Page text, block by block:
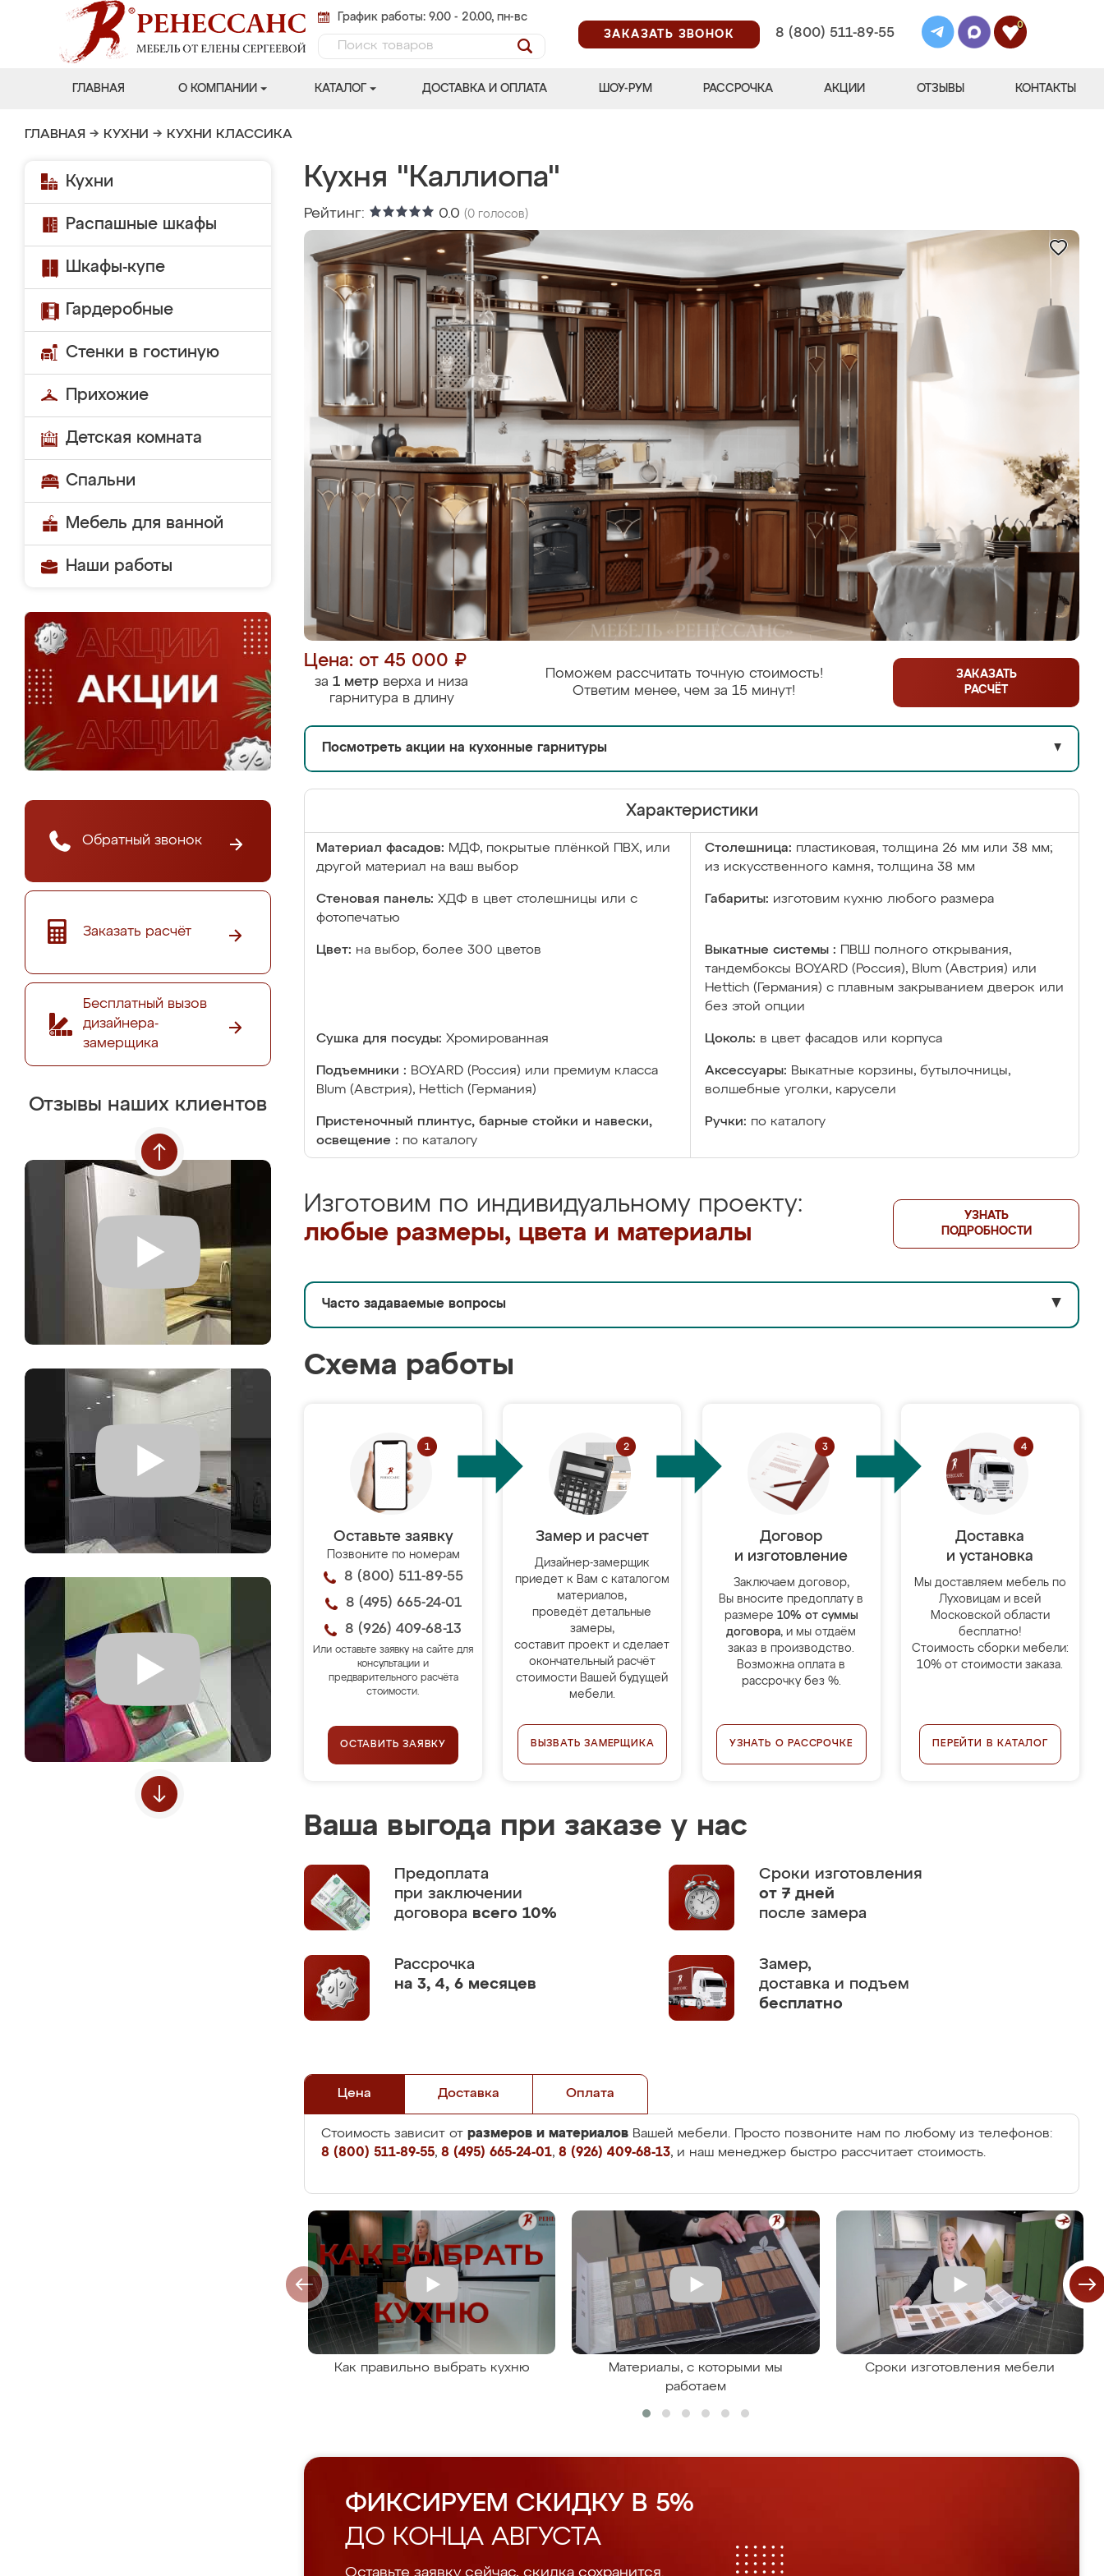
График работы: 9.00 - 20.00, пн-вс
ЗАКАЗАТЬ ЗВОНОК
8 (800) 511-89-55
0
ГЛАВНАЯ О КОМПАНИИ КАТАЛОГ ДОСТАВКА И ОПЛАТА ШОУ-РУМ РАССРОЧКА АКЦИИ ОТЗЫВЫ КОНТАКТЫ
ГЛАВНАЯ → КУХНИ → КУХНИ КЛАССИКА
Кухни
Распашные шкафы
Шкафы-купе
Гардеробные
Стенки в гостиную
Прихожие
Детская комната
Спальни
Мебель для ванной
Наши работы
Обратный звонок
Заказать расчёт
Бесплатный вызов
дизайнера-
замерщика
Отзывы наших клиентов
Кухня "Каллиопа"
Рейтинг: 0.0 (0 голосов)
Цена: от 45 000 ₽
за 1 метр верха и низа
гарнитура в длину
Поможем рассчитать точную стоимость!
Ответим менее, чем за 15 минут!
ЗАКАЗАТЬ
РАСЧЁТ
Посмотреть акции на кухонные гарнитуры ▼
Характеристики
Материал фасадов: МДФ, покрытые плёнкой ПВХ, или
другой материал на ваш выбор
Столешница: пластиковая, толщина 26 мм или 38 мм;
из искусственного камня, толщина 38 мм
Стеновая панель: ХДФ в цвет столешницы или с
фотопечатью
Габариты: изготовим кухню любого размера
Цвет: на выбор, более 300 цветов Выкатные системы :
ПВШ полного открывания,
тандембоксы BOYARD (Россия), Blum (Австрия) или
Hettich (Германия) с плавным закрыванием дверок или
без этой опции
Сушка для посуды: Хромированная Цоколь: в цвет фасадов или корпуса
Подъемники : BOYARD (Россия) или премиум класса
Blum (Австрия), Hettich (Германия)
Аксессуары: Выкатные корзины, бутылочницы,
волшебные уголки, карусели
Пристеночный плинтус, барные стойки и навески,
освещение : по каталогу
Ручки: по каталогу
Изготовим по индивидуальному проекту:
любые размеры, цвета и материалы
УЗНАТЬ
ПОДРОБНОСТИ
Часто задаваемые вопросы ▼
Схема работы
Оставьте заявку
Позвоните по номерам
8 (800) 511-89-55
8 (495) 665-24-01
8 (926) 409-68-13
Или оставьте заявку на сайте для
консультации и
предварительного расчёта
стоимости.
ОСТАВИТЬ ЗАЯВКУ
Замер и расчет
Дизайнер-замерщик
приедет к Вам с каталогом
материалов,
проведёт детальные
замеры,
составит проект и сделает
окончательный расчёт
стоимости Вашей будущей
мебели.
ВЫЗВАТЬ ЗАМЕРЩИКА
Договор
и изготовление
Заключаем договор,
Вы вносите предоплату в
размере 10% от суммы
договора, и мы отдаём
заказ в производство.
Возможна оплата в
рассрочку без %.
УЗНАТЬ О РАССРОЧКЕ
Доставка
и установка
Мы доставляем мебель по
Луховицам и всей
Московской области
бесплатно!
Стоимость сборки мебели:
10% от стоимости заказа.
ПЕРЕЙТИ В КАТАЛОГ
Ваша выгода при заказе у нас
Предоплата
при заключении
договора всего 10%
Сроки изготовления
от 7 дней
после замера
Рассрочка
на 3, 4, 6 месяцев
Замер,
доставка и подъем
бесплатно
Цена Доставка Оплата
Стоимость зависит от размеров и материалов Вашей мебели. Просто позвоните нам по любому из телефонов:
8 (800) 511-89-55, 8 (495) 665-24-01, 8 (926) 409-68-13, и наш менеджер быстро рассчитает стоимость.
Как правильно выбрать кухню
Материалы, с которыми мы
работаем
Сроки изготовления мебели
ФИКСИРУЕМ СКИДКУ В 5%
ДО КОНЦА АВГУСТА
Оставьте заявку сейчас, скидка сохранится.